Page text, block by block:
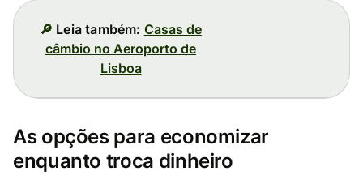
🔎 Leia também: Casas de
câmbio no Aeroporto de
Lisboa
As opções para economizar
enquanto troca dinheiro